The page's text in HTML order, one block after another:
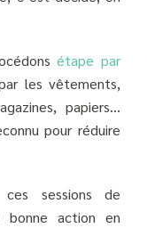
étape par
les vêtements,
papiers...
pour réduire
sessions de
bonne action en